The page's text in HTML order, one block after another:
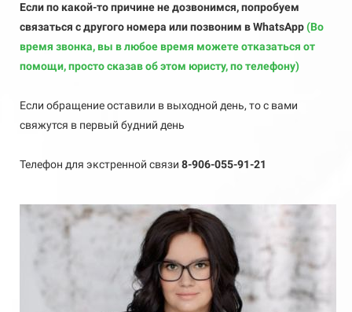
Если по какой-то причине не дозвонимся, попробуем
связаться с другого номера или позвоним в WhatsApp(Во
время звонка, вы в любое время можете отказаться от
помощи, просто сказав об этом юристу, по телефону)
Если обращение оставили в выходной день, то с вами
свяжутся в первый будний день
Телефон для экстренной связи 8-906-055-91-21